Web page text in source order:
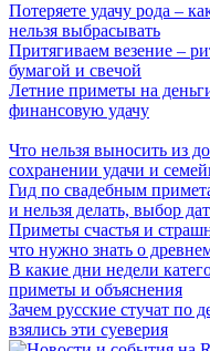
Потеряете удачу рода –
нельзя выбрасывать
Притягиваем везение –
бумагой и свечой
Летние приметы на
финансовую удачу
Что нельзя выносить из
сохранении удачи и
Гид по свадебным
и нельзя делать, выбор
Приметы счастья и
что нужно знать о
В какие дни недели
приметы и объяснения
Зачем русские стучат по
взялись эти суеверия